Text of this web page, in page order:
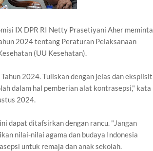
IX DPR RI Netty Prasetiyani Aher meminta
2024 tentang Peraturan Pelaksanaan
(UU Kesehatan).
2024. Tuliskan dengan jelas dan eksplisit
dalam hal pemberian alat kontrasepsi," kata
2024.
dapat ditafsirkan dengan rancu. "Jangan
nilai-nilai agama dan budaya Indonesia
untuk remaja dan anak sekolah.